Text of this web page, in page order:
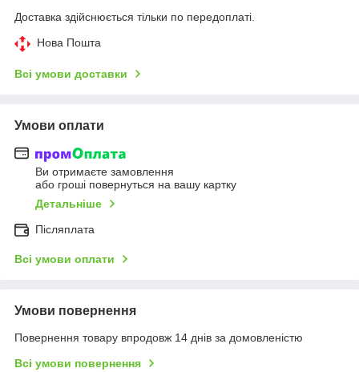
Доставка здійснюється тільки по передоплаті.
Нова Пошта
Всі умови доставки
Умови оплати
Ви отримаєте замовлення
або гроші повернуться на вашу картку
Детальніше
Післяплата
Всі умови оплати
Умови повернення
Повернення товару впродовж 14 днів за домовленістю
Всі умови повернення